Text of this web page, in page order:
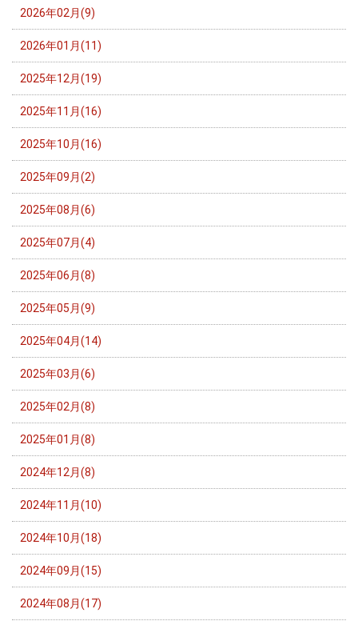
2026年02月(9)
2026年01月(11)
2025年12月(19)
2025年11月(16)
2025年10月(16)
2025年09月(2)
2025年08月(6)
2025年07月(4)
2025年06月(8)
2025年05月(9)
2025年04月(14)
2025年03月(6)
2025年02月(8)
2025年01月(8)
2024年12月(8)
2024年11月(10)
2024年10月(18)
2024年09月(15)
2024年08月(17)